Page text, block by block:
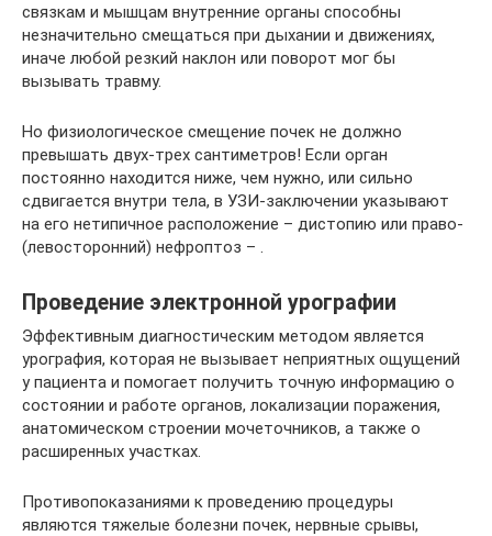
связкам и мышцам внутренние органы способны
незначительно смещаться при дыхании и движениях,
иначе любой резкий наклон или поворот мог бы
вызывать травму.
Но физиологическое смещение почек не должно
превышать двух-трех сантиметров! Если орган
постоянно находится ниже, чем нужно, или сильно
сдвигается внутри тела, в УЗИ-заключении указывают
на его нетипичное расположение – дистопию или право-
(левосторонний) нефроптоз – .
Проведение электронной урографии
Эффективным диагностическим методом является
урография, которая не вызывает неприятных ощущений
у пациента и помогает получить точную информацию о
состоянии и работе органов, локализации поражения,
анатомическом строении мочеточников, а также о
расширенных участках.
Противопоказаниями к проведению процедуры
являются тяжелые болезни почек, нервные срывы,